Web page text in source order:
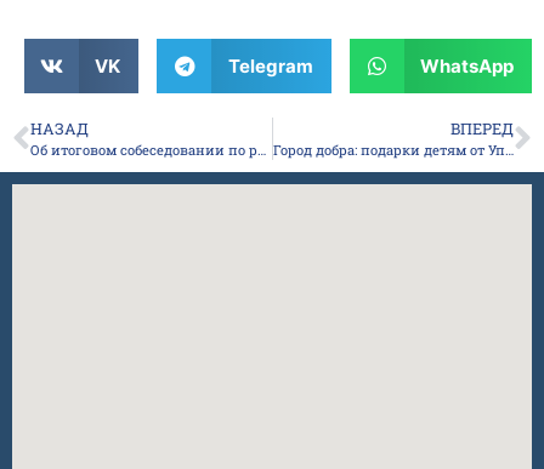
VK Telegram WhatsApp
НАЗАД
Об итоговом собеседовании по русскому языку
ВПЕРЕД
Город добра: подарки детям от Управления молодежи и семейной политики г. Якутска